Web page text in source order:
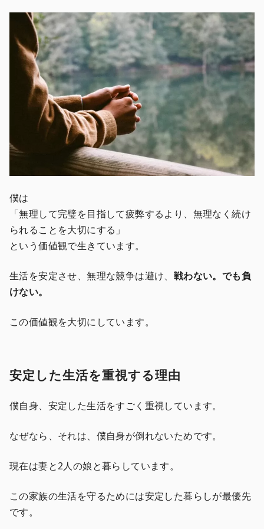
僕は
「無理して完璧を目指して疲弊するより、無理なく続け
られることを大切にする」
という価値観で生きています。
生活を安定させ、無理な競争は避け、 戦わない。でも負
けない。
この価値観を大切にしています。
安定した生活を重視する理由
僕自身、安定した生活をすごく重視しています。
なぜなら、それは、僕自身が倒れないためです。
現在は妻と2人の娘と暮らしています。
この家族の生活を守るためには安定した暮らしが最優先
です。